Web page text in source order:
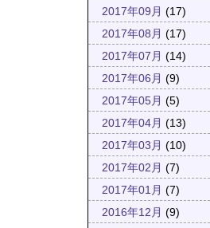
2017年09月 (17)
2017年08月 (17)
2017年07月 (14)
2017年06月 (9)
2017年05月 (5)
2017年04月 (13)
2017年03月 (10)
2017年02月 (7)
2017年01月 (7)
2016年12月 (9)